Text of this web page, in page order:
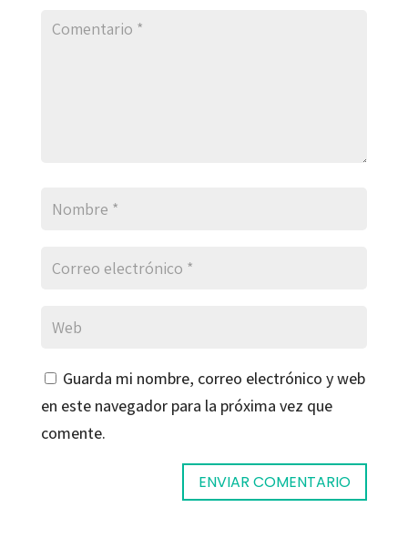
Guarda mi nombre, correo electrónico y web
en este navegador para la próxima vez que
comente.